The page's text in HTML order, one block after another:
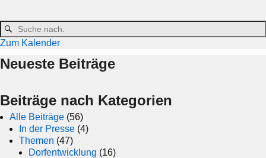
Zum Kalender
Neueste Beiträge
Beiträge nach Kategorien
Alle Beiträge (56)
In der Presse (4)
Themen (47)
Dorfentwicklung (16)